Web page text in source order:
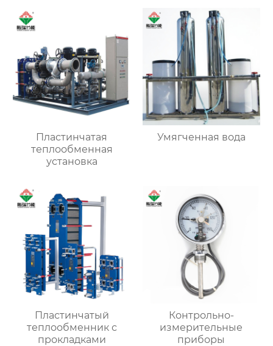
Пластинчатая
теплообменная
установка
Умягченная вода
Пластинчатый
теплообменник с
прокладками
Контрольно-
измерительные
приборы